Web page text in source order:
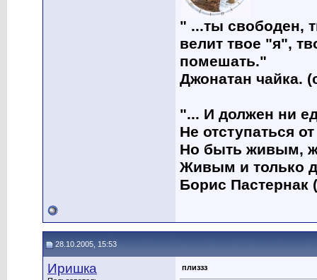
" ...ты свободен,
велит твое "я",
помешать."
Джонатан чайка.
"... И должен ни
Не отступаться
Но быть живым,
Живым и только
Борис Пастернак
28.10.2005, 15:53
Иришка плиззз